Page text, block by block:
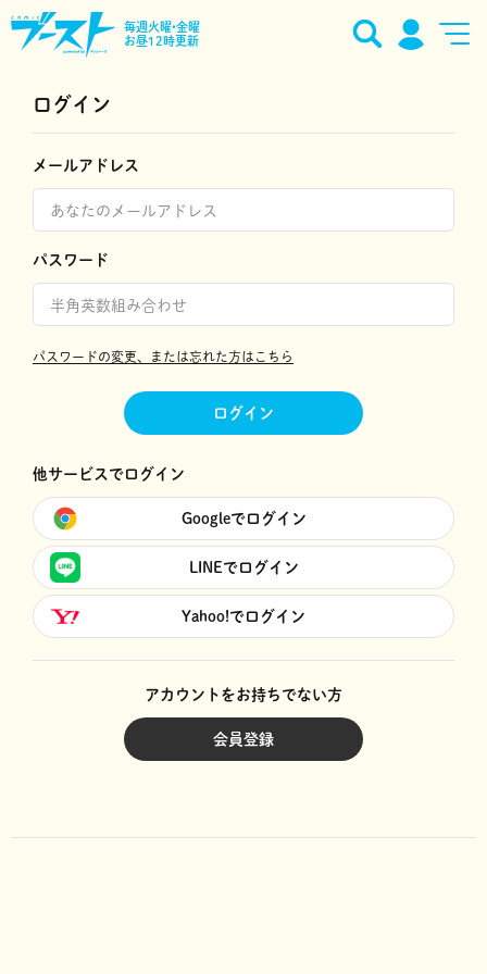
毎週火曜•金曜
お昼12時更新
ログイン
メールアドレス
パスワード
パスワードの変更、または忘れた方はこちら
ログイン
他サービスでログイン
Googleでログイン
LINEでログイン
Yahoo!でログイン
アカウントをお持ちでない方
会員登録